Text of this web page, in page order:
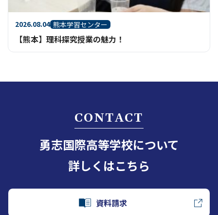
2026.08.04 熊本学習センター
【熊本】理科探究授業の魅力！
CONTACT
勇志国際高等学校について
詳しくはこちら
資料請求